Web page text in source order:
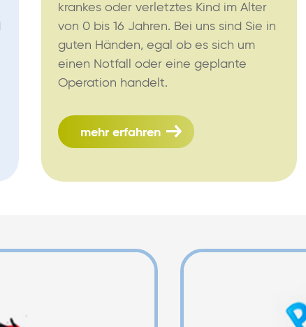
krankes oder verletztes Kind im Alter
von 0 bis 16 Jahren. Bei uns sind Sie in
guten Händen, egal ob es sich um
einen Notfall oder eine geplante
Operation handelt.
mehr erfahren